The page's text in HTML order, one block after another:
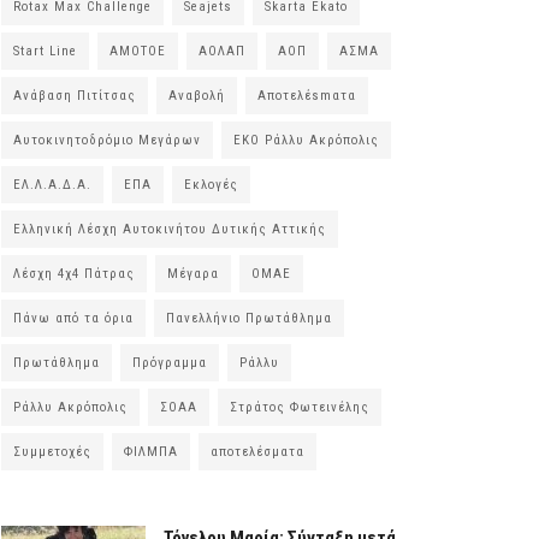
Rotax Max Challenge Seajets Skarta Ekato
Start Line ΑΜΟΤΟΕ ΑΟΛΑΠ ΑΟΠ ΑΣΜΑ
Ανάβαση Πιτίτσας Αναβολή Αποτελέsmατα
Αυτοκινητοδρόμιο Μεγάρων ΕΚΟ Ράλλυ Ακρόπολις
ΕΛ.Λ.Α.Δ.Α. ΕΠΑ Εκλογές
Ελληνική Λέσχη Αυτοκινήτου Δυτικής Αττικής
Λέσχη 4χ4 Πάτρας Μέγαρα ΟΜΑΕ
Πάνω από τα όρια Πανελλήνιο Πρωτάθλημα
Πρωτάθλημα Πρόγραμμα Ράλλυ
Ράλλυ Ακρόπολις ΣΟΑΑ Στράτος Φωτεινέλης
Συμμετοχές ΦΙΛΜΠΑ αποτελέσματα